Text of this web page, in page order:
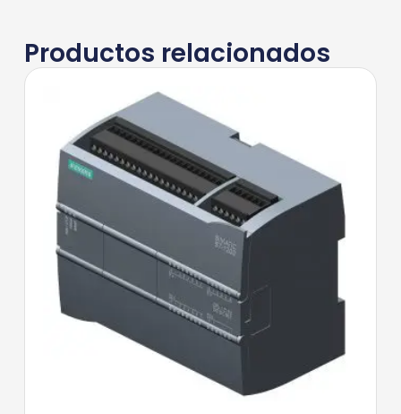
Productos relacionados